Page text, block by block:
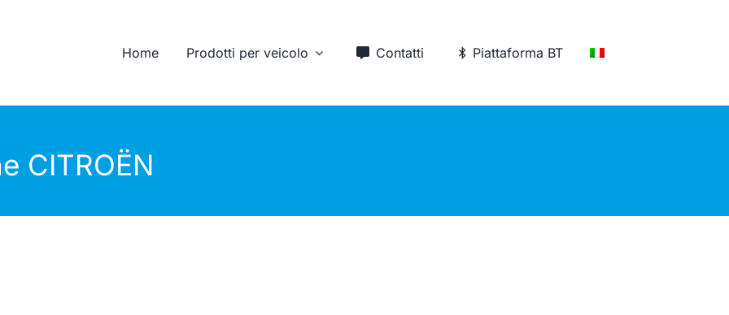
Home Prodotti per veicolo
Cassonati
Semirimorchi
Elettronica
Contatti Piattaforma BT
CITROËN